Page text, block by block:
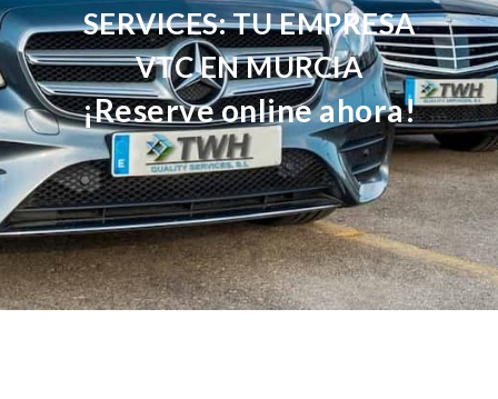
SERVICES: TU EMPRESA
VTC EN MURCIA
¡Reserve online ahora!